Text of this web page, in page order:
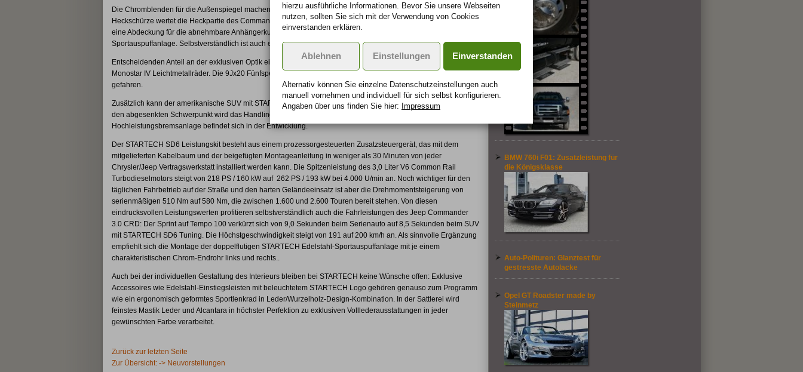
Die Chromblenden für die Außenspiegel machen den Auftritt des größten Jeep Modells noch exklusiver.Die
Heckschürze wertet die Heckpartie des Commander nicht nur optisch auf: Das Karosserieteil besitzt zusätzlich
eine Abdeckung für die abnehmbare Anhängerkupplung und zwei Ausschnitte für die ovalen Endrohre der
Sportauspuffanlage. Selbstverständlich ist auch eine Variante für den Serienauspuff im Programm.
Entscheidenden Anteil an der exklusiven Optik eines von STARTECH veredelten Jeep Commander haben die
Monostar IV Leichtmetallräder. Die 9Jx20 Fünfspeichenfelgen werden mit 265/45 R 20 Pneus
gefahren.
Zusätzlich kann der amerikanische SUV mit STARTECH Federn um ca. 30 Millimeter tiefergelegt werden. Durch
den abgesenkten Schwerpunkt wird das Handling agiler und die Fahrsicherheit weiter erhöht. Eine
Hochleistungsbremsanlage befindet sich in der Entwicklung.
Der STARTECH SD6 Leistungskit besteht aus einem prozessorgesteuerten Zusatzsteuergerät, das mit dem
mitgelieferten Kabelbaum und der beigefügten Montageanleitung in weniger als 30 Minuten von jeder
Chrysler/Jeep Vertragswerkstatt installiert werden kann. Die Spitzenleistung des 3,0 Liter V6 Common Rail
Turbodieselmotors steigt von 218 PS / 160 kW auf 262 PS / 193 kW bei 4.000 U/min an. Noch wichtiger für den
täglichen Fahrbetrieb auf der Straße und den harten Geländeeinsatz ist aber die Drehmomentsteigerung von
serienmäßigen 510 Nm auf 580 Nm, die zwischen 1.600 und 2.600 Touren bereit stehen. Von diesen
eindrucksvollen Leistungswerten profitieren selbstverständlich auch die Fahrleistungen des Jeep Commander
3.0 CRD: Der Sprint auf Tempo 100 verkürzt sich von 9,0 Sekunden beim Serienauto auf 8,5 Sekunden beim SUV
mit STARTECH SD6 Tuning. Die Höchstgeschwindigkeit steigt von 191 auf 200 km/h an. Als sinnvolle Ergänzung
empfiehlt sich die Montage der doppelflutigen STARTECH Edelstahl-Sportauspuffanlage mit je einem
charakteristischen Chrom-Endrohr links und rechts..
Auch bei der individuellen Gestaltung des Interieurs bleiben bei STARTECH keine Wünsche offen: Exklusive
Accessoires wie Edelstahl-Einstiegsleisten mit beleuchtetem STARTECH Logo gehören genauso zum Programm
wie ein ergonomisch geformtes Sportlenkrad in Leder/Wurzelholz-Design-Kombination. In der Sattlerei wird
feinstes Mastik Leder und Alcantara in höchster Perfektion zu exklusiven Volllederausstattungen in jeder
gewünschten Farbe verarbeitet.
Zurück zur letzten Seite
Zur Übersicht: -> Neuvorstellungen
BMW 760i F01: Zusatzleistung für
die Königsklasse
Auto-Polituren: Glanztest für
gestresste Autolacke
Opel GT Roadster made by
Steinmetz
hierzu ausführliche Informationen. Bevor Sie unsere Webseiten
nutzen, sollten Sie sich mit der Verwendung von Cookies
einverstanden erklären.
Einverstanden
Ablehnen Einstellungen
Alternativ können Sie einzelne Datenschutz­ein­stellungen auch
manuell vor­nehmen und indivi­duell für sich selbst konfigurieren.
Angaben über uns finden Sie hier: Impressum